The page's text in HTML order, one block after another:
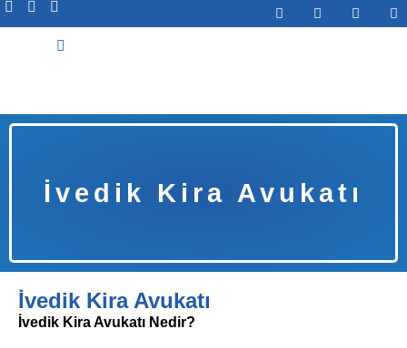
İvedik Kira Avukatı
İvedik Kira Avukatı
İvedik Kira Avukatı Nedir?